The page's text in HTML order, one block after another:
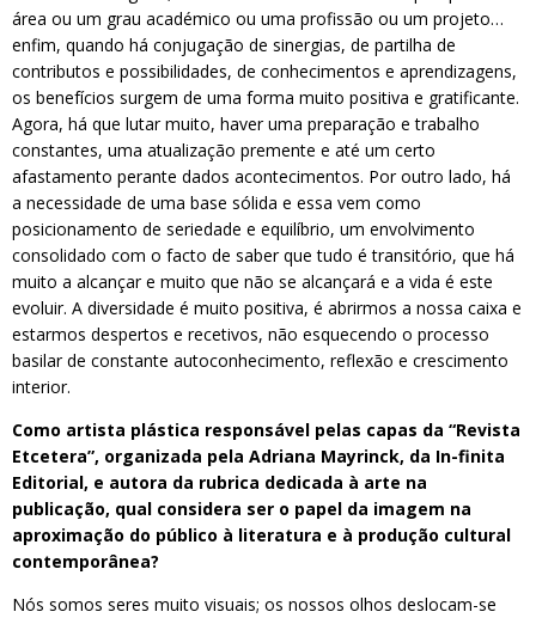
área ou um grau académico ou uma profissão ou um projeto…
enfim, quando há conjugação de sinergias, de partilha de
contributos e possibilidades, de conhecimentos e aprendizagens,
os benefícios surgem de uma forma muito positiva e gratificante.
Agora, há que lutar muito, haver uma preparação e trabalho
constantes, uma atualização premente e até um certo
afastamento perante dados acontecimentos. Por outro lado, há
a necessidade de uma base sólida e essa vem como
posicionamento de seriedade e equilíbrio, um envolvimento
consolidado com o facto de saber que tudo é transitório, que há
muito a alcançar e muito que não se alcançará e a vida é este
evoluir. A diversidade é muito positiva, é abrirmos a nossa caixa e
estarmos despertos e recetivos, não esquecendo o processo
basilar de constante autoconhecimento, reflexão e crescimento
interior.
Como artista plástica responsável pelas capas da “Revista
Etcetera”, organizada pela Adriana Mayrinck, da In-finita
Editorial, e autora da rubrica dedicada à arte na
publicação, qual considera ser o papel da imagem na
aproximação do público à literatura e à produção cultural
contemporânea?
Nós somos seres muito visuais; os nossos olhos deslocam-se